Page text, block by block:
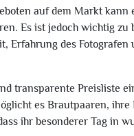
auf dem Markt
Es ist jedoch wichtig
Erfahrung des
transparente Preisliste
es Brautpaaren,
ihr besonderer Tag in